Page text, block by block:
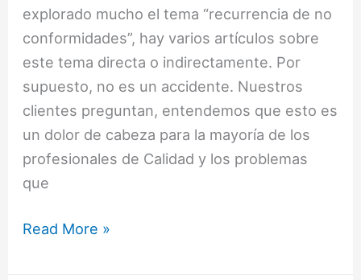
explorado mucho el tema “recurrencia de no
conformidades”, hay varios artículos sobre
este tema directa o indirectamente. Por
supuesto, no es un accidente. Nuestros
clientes preguntan, entendemos que esto es
un dolor de cabeza para la mayoría de los
profesionales de Calidad y los problemas
que
Read More »